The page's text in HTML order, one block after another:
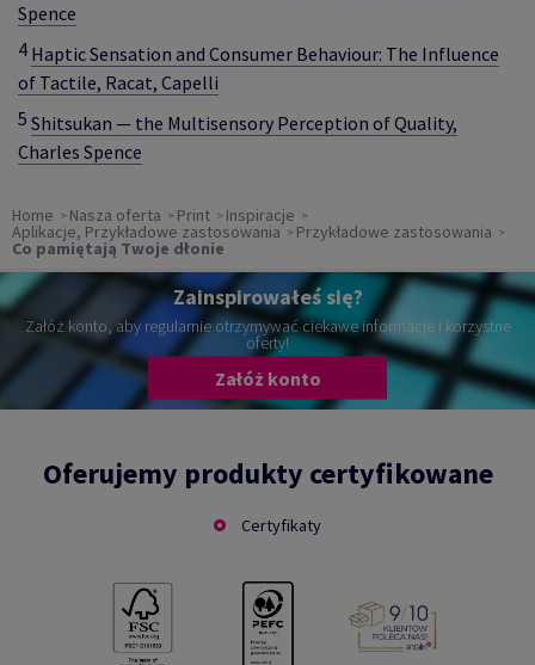
Spence
4 Haptic Sensation and Consumer Behaviour: The Influence
of Tactile, Racat, Capelli
5 Shitsukan — the Multisensory Perception of Quality,
Charles Spence
Home Nasza oferta Print Inspiracje
Aplikacje, Przykładowe zastosowania Przykładowe zastosowania
Co pamiętają Twoje dłonie
Zainspirowałeś się?
Załóż konto, aby regularnie otrzymywać ciekawe informacje i korzystne
oferty!
Załóż konto
Oferujemy produkty certyfikowane
Certyfikaty